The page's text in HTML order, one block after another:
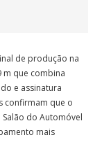
de produção na
m que combina
e assinatura
confirmam que o
do Automóvel
mais